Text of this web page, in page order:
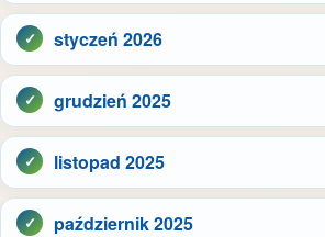
styczeń 2026
grudzień 2025
listopad 2025
październik 2025